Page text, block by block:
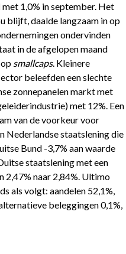
1,0% in september. Het
blijft, daalde langzaam in op
ondervinden
in de afgelopen maand
smallcaps. Kleinere
beleefden een slechte
zonnepanelen markt met
met 12%. Een
van de voorkeur voor
Nederlandse staatslening die
Bund -3,7% aan waarde
staatslening met een
2,47% naar 2,84%. Ultimo
als volgt: aandelen 52,1%,
beleggingen 0,1%,